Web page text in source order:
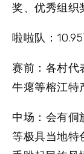
奖、优秀组织
啦啦队：
赛前： 各村代
牛瘪等榕江特
中场： 会有侗
等极具当地特